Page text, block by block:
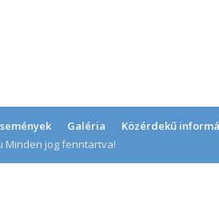
Galéria
Közérdekű
Minden jog fenntartva!